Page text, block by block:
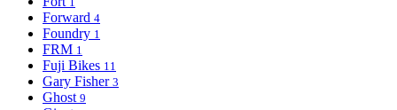
Forward 4
Foundry 1
FRM 1
Fuji Bikes 11
Gary Fisher 3
Ghost 9